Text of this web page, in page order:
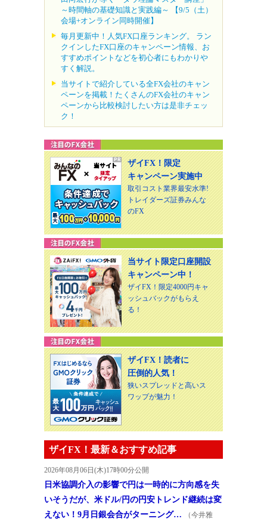
～時間軸の基礎知識と実践編～ 【9/5（土）
会場+オンライン同時開催】
毎月更新中！人気FX口座ランキング。 ラン
クインしたFX口座のキャンペーン情報、お
すすめポイントなどを初心者にもわかりや
すく解説。
当サイトで紹介している全FX会社のキャン
ペーンを掲載！たくさんのFX会社のキャン
ペーンから比較検討したい方は是非チェッ
ク！
ザイFX！限定
キャンペーン実施中
取引コスト業界最安水準!
トレイダーズ証券みんな
のFX
当サイト限定口座開設
キャンペーン中！
ザイFX！限定4000円キャ
ッシュバックがもらえ
る！
ザイFX！読者に
圧倒的人気！
狭いスプレッドと高いス
ワップが魅力！
ザイFX！最新＆おすすめ記事
2026年08月06日(木)17時00分公開
日米協調介入の影響で円は一時的に方向感を失
いそうだが、米ドル/円の円安トレンド継続は変
えない！9月日銀会合がターニング…
（今井雅